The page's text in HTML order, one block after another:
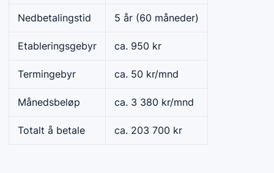
Nedbetalingstid 5 år (60 måneder)
Etableringsgebyr ca. 950 kr
Termingebyr ca. 50 kr/mnd
Månedsbeløp ca. 3 380 kr/mnd
Totalt å betale ca. 203 700 kr